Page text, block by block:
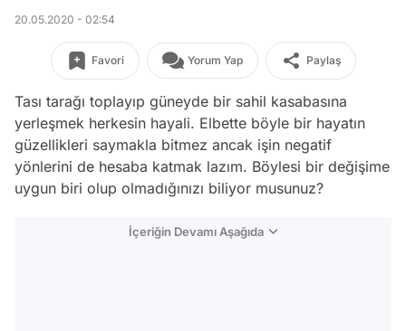
20.05.2020 - 02:54
Favori Yorum Yap Paylaş
Tası tarağı toplayıp güneyde bir sahil kasabasına
yerleşmek herkesin hayali. Elbette böyle bir hayatın
güzellikleri saymakla bitmez ancak işin negatif
yönlerini de hesaba katmak lazım. Böylesi bir değişime
uygun biri olup olmadığınızı biliyor musunuz?
İçeriğin Devamı Aşağıda